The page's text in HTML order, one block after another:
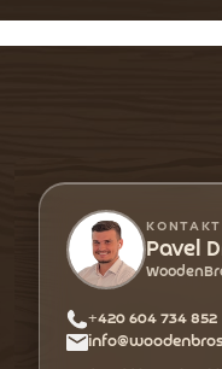
KONTAKT
Pavel
+420 604 734 852